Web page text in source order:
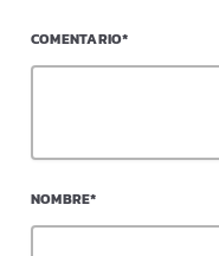
COMENTARIO*
NOMBRE*